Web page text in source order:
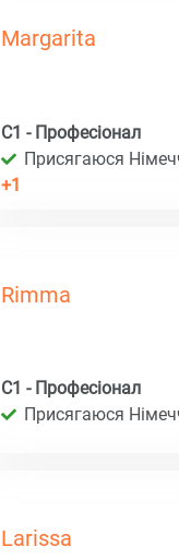
Margarita
C1 - Професіонал
Присягаюся
+1
Rimma
C1 - Професіонал
Присягаюся
Larissa